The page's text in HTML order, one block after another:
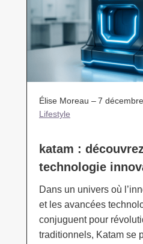
Élise Moreau –7
Lifestyle
katam :
technologie
Dans un univers où
et les avancées
conjuguent pour
traditionnels, Katam se